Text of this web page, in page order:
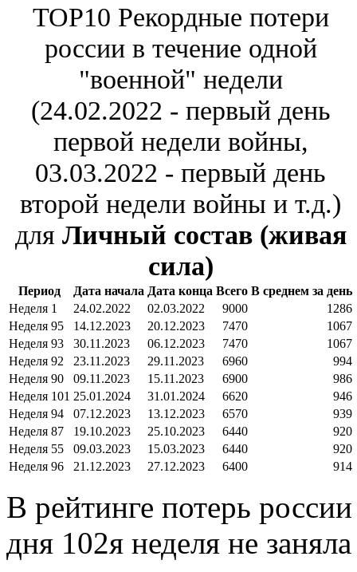
TOP10 Рекордные потери
россии в течение одной
"военной" недели
(24.02.2022 - первый день
первой недели войны,
03.03.2022 - первый день
второй недели войны и т.д.)
для Личный состав (живая
сила)
Период Дата начала Дата конца Всего В среднем за день
Неделя 1
24.02.2022 02.03.2022 9000
1286
Неделя 95
14.12.2023 20.12.2023 7470
1067
Неделя 93
30.11.2023 06.12.2023 7470
1067
Неделя 92
23.11.2023 29.11.2023 6960
994
Неделя 90
09.11.2023 15.11.2023 6900
986
Неделя 101 25.01.2024 31.01.2024 6620
946
Неделя 94
07.12.2023 13.12.2023 6570
939
Неделя 87
19.10.2023 25.10.2023 6440
920
Неделя 55
09.03.2023 15.03.2023 6440
920
Неделя 96
21.12.2023 27.12.2023 6400 914
В рейтинге потерь
дня 102я неделя не